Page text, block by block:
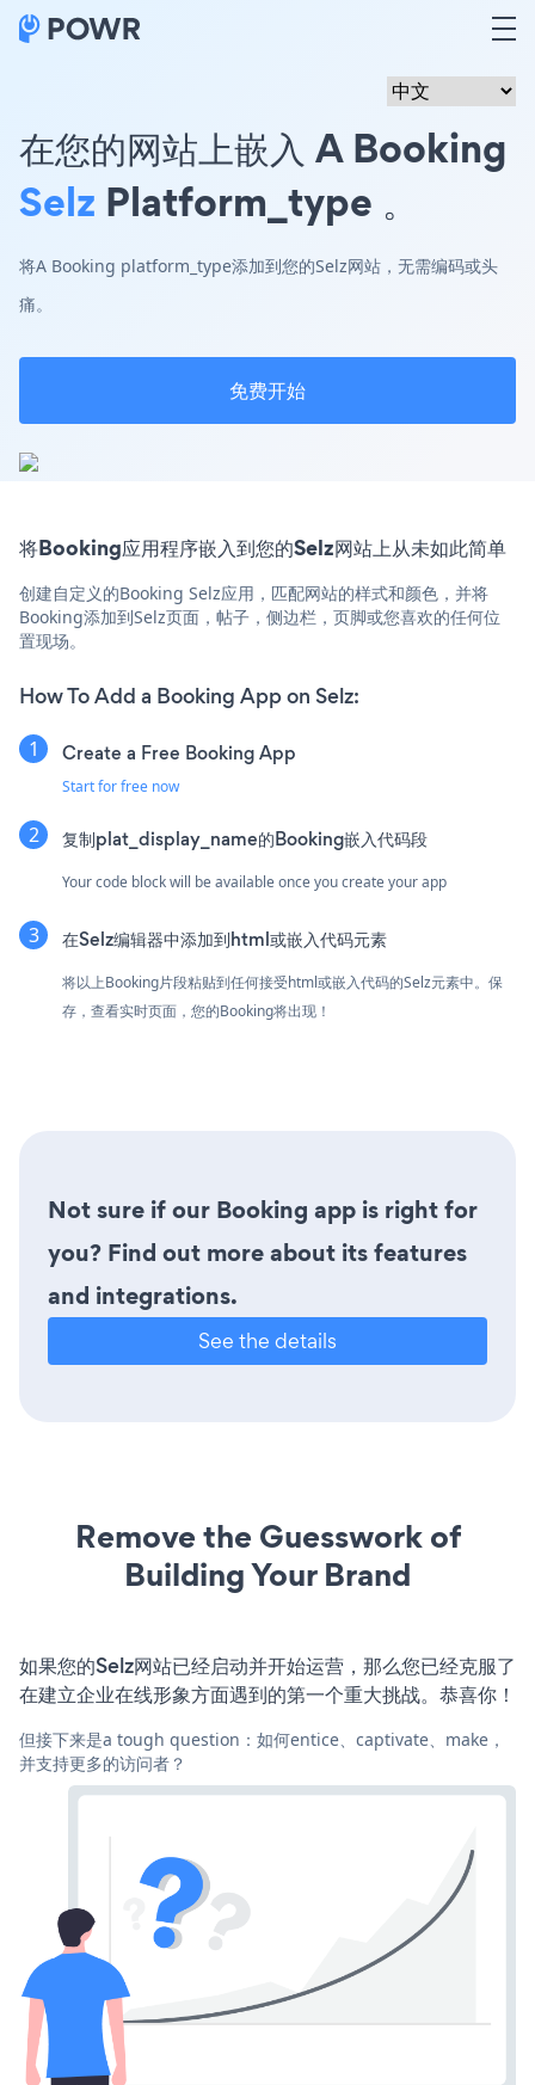
在您的网站上嵌入 A Booking
Selz Platform_type 。
将A Booking platform_type添加到您的Selz网站，无需编码或头
痛。
免费开始
将Booking应用程序嵌入到您的Selz网站上从未如此简单
创建自定义的Booking Selz应用，匹配网站的样式和颜色，并将
Booking添加到Selz页面，帖子，侧边栏，页脚或您喜欢的任何位
置现场。
How To Add a Booking App on Selz:
Create a Free Booking App
Start for free now
复制plat_display_name的Booking嵌入代码段
Your code block will be available once you create your app
在Selz编辑器中添加到html或嵌入代码元素
将以上Booking片段粘贴到任何接受html或嵌入代码的Selz元素中。保
存，查看实时页面，您的Booking将出现！
Not sure if our Booking app is right for
you? Find out more about its features
and integrations.
See the details
Remove the Guesswork of
Building Your Brand
如果您的Selz网站已经启动并开始运营，那么您已经克服了
在建立企业在线形象方面遇到的第一个重大挑战。恭喜你！
但接下来是a tough question：如何entice、captivate、make，
并支持更多的访问者？